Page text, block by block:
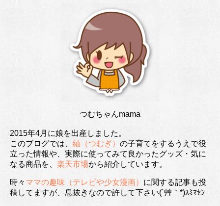
つむちゃんmama
2015年4月に娘を出産しました。
このブログでは、 紬（つむぎ） の子育てをするうえで役
立った情報や、実際に使ってみて良かったグッズ・気に
なる商品を、 楽天市場から紹介しています。
時々 ママの趣味（テレビや少女漫画） に関する記事も投
稿してますが、息抜きなので許して下さい(´艸｀*)ｽﾐﾏｾﾝ